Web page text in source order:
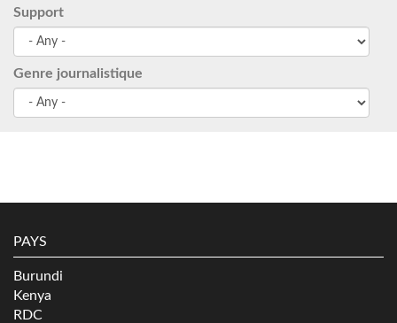
Support
Genre journalistique
PAYS
Burundi
Kenya
RDC